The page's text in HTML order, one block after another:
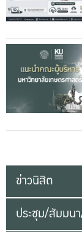
ข่าวนิสิต
ประชุม/สัมมน